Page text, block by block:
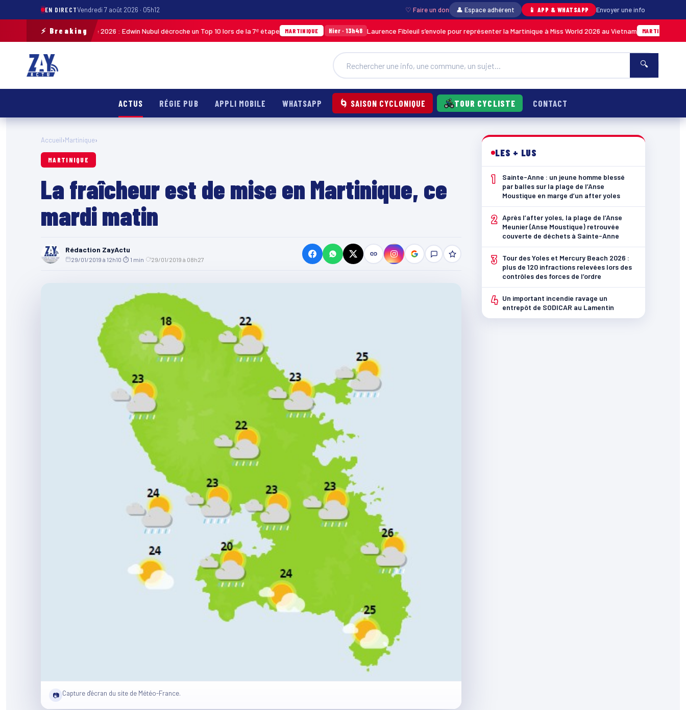
EN DIRECTVendredi 7 août 2026 · 05h12 ♡ Faire un don 👤 Espace adhérent 📱 APP & WHATSAPP Envoyer une info
⚡ Breaking
de Guadeloupe 2026 : Edwin Nubul décroche un Top 10 lors de la 7ᵉ étape MARTINIQUE Hier · 13h48 Laurence Fibleuil s’envole pour représenter la Martinique à Miss World 2026 au Vietnam MARTINIQUE 05/08 ·
🔍
ACTUS RÉGIE PUB APPLI MOBILE WHATSAPP 🌀 SAISON CYCLONIQUE TOUR CYCLISTE CONTACT
Accueil›Martinique›
MARTINIQUE
La fraîcheur est de mise en Martinique, ce
mardi matin
Rédaction ZayActu
29/01/2019 à 12h10 ⏱ 1 min 29/01/2019 à 08h27
📷 Capture d'écran du site de Météo-France.
LES + LUS
1
Sainte-Anne : un jeune homme blessé
par balles sur la plage de l’Anse
Moustique en marge d’un after yoles
2 Après l’after yoles, la plage de l’Anse
Meunier (Anse Moustique) retrouvée
couverte de déchets à Sainte-Anne
3
Tour des Yoles et Mercury Beach 2026 :
plus de 120 infractions relevées lors des
contrôles des forces de l’ordre
4 Un important incendie ravage un
entrepôt de SODICAR au Lamentin